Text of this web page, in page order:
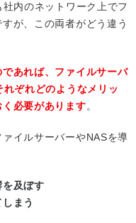
内のネットワーク上でフ
が、この両者がどう違う
あれば、ファイルサーバ
ぞれどのようなメリッ
く必要があります。
イルサーバーやNASを導
及ぼす
まう